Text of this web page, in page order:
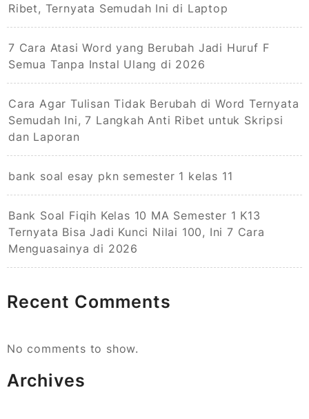
Ribet, Ternyata Semudah Ini di Laptop
7 Cara Atasi Word yang Berubah Jadi Huruf F
Semua Tanpa Instal Ulang di 2026
Cara Agar Tulisan Tidak Berubah di Word Ternyata
Semudah Ini, 7 Langkah Anti Ribet untuk Skripsi
dan Laporan
bank soal esay pkn semester 1 kelas 11
Bank Soal Fiqih Kelas 10 MA Semester 1 K13
Ternyata Bisa Jadi Kunci Nilai 100, Ini 7 Cara
Menguasainya di 2026
Recent Comments
No comments to show.
Archives